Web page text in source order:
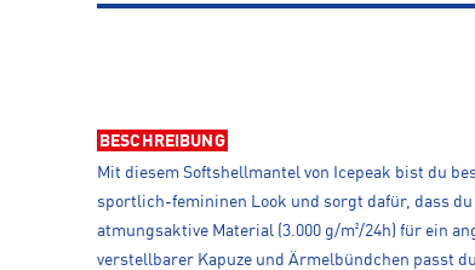
BESCHREIBUNG
Mit diesem Softshellmantel von Icepeak bist du
sportlich-femininen Look und sorgt dafür, dass
atmungsaktive Material (3.000 g/m²/24h) für ein
verstellbarer Kapuze und Ärmelbündchen passt